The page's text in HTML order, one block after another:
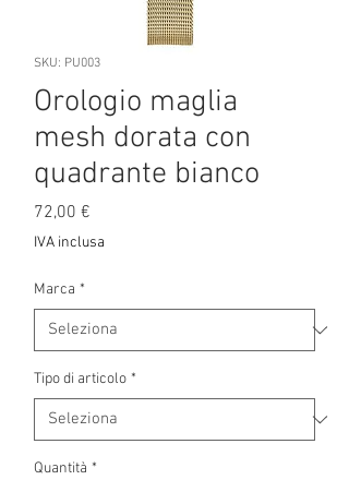
SKU: PU003
Orologio maglia
mesh dorata con
quadrante bianco
72,00 €
IVA inclusa
Marca *
Tipo di articolo *
Quantità *